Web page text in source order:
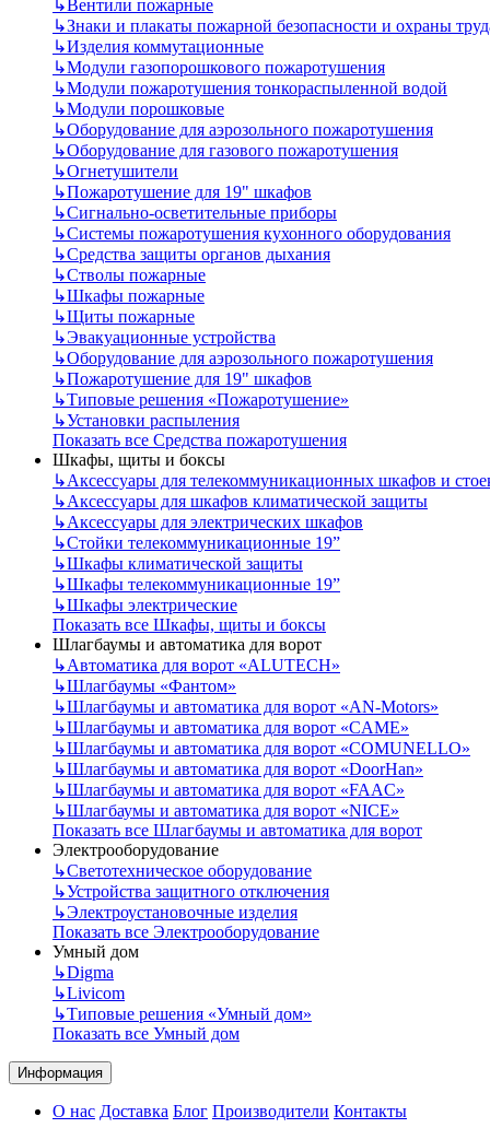
↳Вентили пожарные
↳Знаки и плакаты пожарной безопасности и охраны
↳Изделия коммутационные
↳Модули газопорошкового пожаротушения
↳Модули пожаротушения тонкораспыленной водой
↳Модули порошковые
↳Оборудование для аэрозольного пожаротушения
↳Оборудование для газового пожаротушения
↳Огнетушители
↳Пожаротушение для 19" шкафов
↳Сигнально-осветительные приборы
↳Системы пожаротушения кухонного оборудования
↳Средства защиты органов дыхания
↳Стволы пожарные
↳Шкафы пожарные
↳Щиты пожарные
↳Эвакуационные устройства
↳Оборудование для аэрозольного пожаротушения
↳Пожаротушение для 19" шкафов
↳Типовые решения «Пожаротушение»
↳Установки распыления
Показать все Средства пожаротушения
Шкафы, щиты и боксы
↳Аксессуары для телекоммуникационных шкафов и
↳Аксессуары для шкафов климатической защиты
↳Аксессуары для электрических шкафов
↳Стойки телекоммуникационные 19”
↳Шкафы климатической защиты
↳Шкафы телекоммуникационные 19”
↳Шкафы электрические
Показать все Шкафы, щиты и боксы
Шлагбаумы и автоматика для ворот
↳Автоматика для ворот «ALUTECH»
↳Шлагбаумы «Фантом»
↳Шлагбаумы и автоматика для ворот «AN-Motors»
↳Шлагбаумы и автоматика для ворот «CAME»
↳Шлагбаумы и автоматика для ворот «COMUNELLO»
↳Шлагбаумы и автоматика для ворот «DoorHan»
↳Шлагбаумы и автоматика для ворот «FAAC»
↳Шлагбаумы и автоматика для ворот «NICE»
Показать все Шлагбаумы и автоматика для ворот
Электрооборудование
↳Светотехническое оборудование
↳Устройства защитного отключения
↳Электроустановочные изделия
Показать все Электрооборудование
Умный дом
↳Digma
↳Livicom
↳Типовые решения «Умный дом»
Показать все Умный дом
Информация
О нас Доставка Блог Производители Контакты